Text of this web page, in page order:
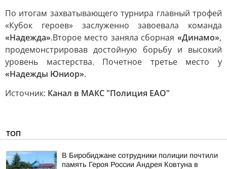
По итогам захватывающего турнира главный трофей
«Кубок героев» заслуженно завоевала команда
«Надежда».Второе место заняла сборная «Динамо»,
продемонстрировав достойную борьбу и высокий
уровень мастерства. Почетное третье место у
«Надежды Юниор».
Источник: Канал в МАКС "Полиция ЕАО"
ТОП
В Биробиджане сотрудники полиции почтили
память Героя России Андрея Ковтуна в